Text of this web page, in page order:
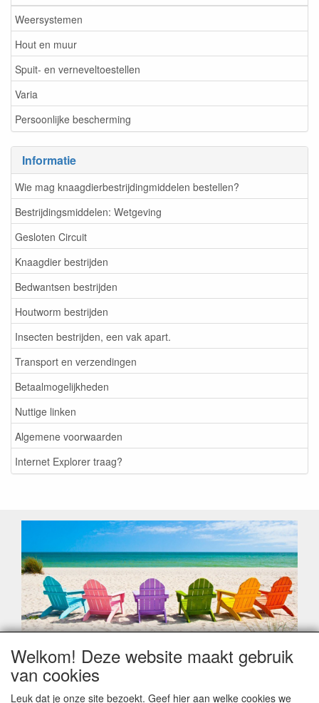
Weersystemen
Hout en muur
Spuit- en verneveltoestellen
Varia
Persoonlijke bescherming
Informatie
Wie mag knaagdierbestrijdingmiddelen bestellen?
Bestrijdingsmiddelen: Wetgeving
Gesloten Circuit
Knaagdier bestrijden
Bedwantsen bestrijden
Houtworm bestrijden
Insecten bestrijden, een vak apart.
Transport en verzendingen
Betaalmogelijkheden
Nuttige linken
Algemene voorwaarden
Internet Explorer traag?
Geachte klant,
Zoals elk jaar zorgt de verlofperiode, naast een hoop
Welkom! Deze website maakt gebruik
van cookies
Leuk dat je onze site bezoekt. Geef hier aan welke cookies we